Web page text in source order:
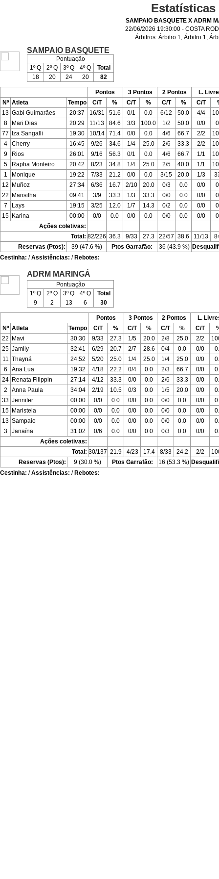
Estatísticas
SAMPAIO BASQUETE X ADRM
22/06/2026 19:30:00 - COSTA
Árbitros: Árbitro 1, Árbitro 1,
SAMPAIO BASQUETE
Pontuação
1º Q
2º Q 3º Q 4º Q
Total
18
20 24 20 82
Pontos 3 Pontos 2 Pontos
L.
Nº Atleta Tempo C/T % C/T % C/T % C/T
13 Gabi Guimarães 20:37 16/31 51.6 0/1 0.0 6/12 50.0 4/4
8
Mari Dias 20:29 11/13 84.6 3/3 100.0 1/2 50.0 0/0
77
Iza Sangalli 19:30 10/14 71.4 0/0 0.0 4/6 66.7 2/2
4
Cherry 16:45 9/26 34.6 1/4 25.0 2/6 33.3 2/2
9
Rios 26:01 9/16 56.3 0/1 0.0 4/6 66.7 1/1
5
Rapha Monteiro 20:42 8/23 34.8 1/4 25.0 2/5 40.0 1/1
1
Monique 19:22 7/33 21.2 0/0 0.0 3/15 20.0 1/3
12
Muñoz 27:34 6/36 16.7 2/10 20.0 0/3 0.0 0/0
22
Mansilha 09:41 3/9 33.3 1/3 33.3 0/0 0.0 0/0
7
Lays 19:15 3/25 12.0 1/7 14.3 0/2 0.0 0/0
15 Karina 00:00 0/0 0.0 0/0 0.0 0/0 0.0 0/0
Ações coletivas:
Total: 82/226 36.3 9/33 27.3 22/57 38.6 11/13
Reservas (Ptos):
39 (47.6 %) Ptos Garrafão: 36 (43.9 %)
Cestinha: /Assistências: / Rebotes:
ADRM MARINGÁ
Pontuação
1º Q
2º Q 3º Q 4º Q
Total
9
2 13 6 30
Pontos 3 Pontos 2 Pontos
L.
Nº Atleta Tempo C/T % C/T % C/T % C/T
22
Mavi 30:30 9/33 27.3 1/5 20.0 2/8 25.0 2/2
25 Jamily 32:41 6/29 20.7 2/7 28.6 0/4 0.0 0/0
11 Thayná 24:52 5/20 25.0 1/4 25.0 1/4 25.0 0/0
6
Ana Lua 19:32 4/18 22.2 0/4 0.0 2/3 66.7 0/0
24 Renata Filippin 27:14 4/12 33.3 0/0 0.0 2/6 33.3 0/0
2
Anna Paula 34:04 2/19 10.5 0/3 0.0 1/5 20.0 0/0
33 Jennifer 00:00 0/0 0.0 0/0 0.0 0/0 0.0 0/0
15 Maristela 00:00 0/0 0.0 0/0 0.0 0/0 0.0 0/0
13 Sampaio 00:00 0/0 0.0 0/0 0.0 0/0 0.0 0/0
3
Janaína 31:02 0/6 0.0 0/0 0.0 0/3 0.0 0/0
Ações coletivas:
Total: 30/137 21.9 4/23 17.4 8/33 24.2 2/2
Reservas (Ptos):
9 (30.0 %) Ptos Garrafão: 16 (53.3 %)
Cestinha: /Assistências: / Rebotes: